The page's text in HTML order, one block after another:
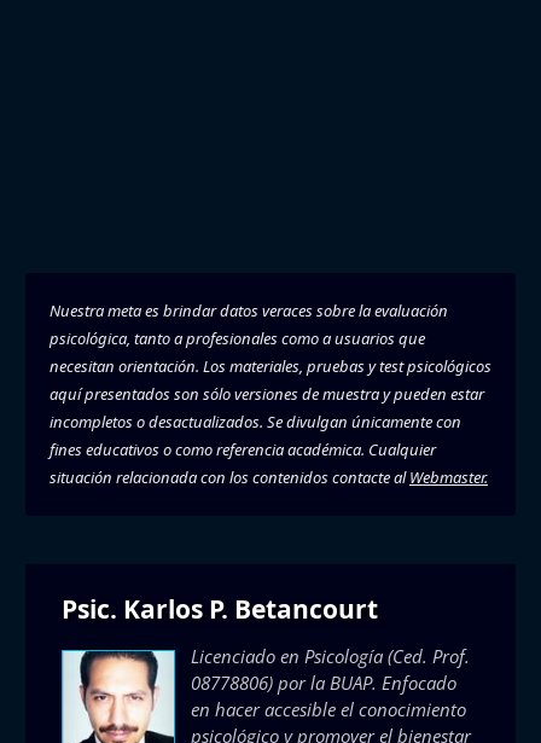
Nuestra meta es brindar datos veraces sobre la evaluación
psicológica, tanto a profesionales como a usuarios que
necesitan orientación. Los materiales, pruebas y test psicológicos
aquí presentados son sólo versiones de muestra y pueden estar
incompletos o desactualizados. Se divulgan únicamente con
fines educativos o como referencia académica. Cualquier
situación relacionada con los contenidos contacte alWebmaster.
Psic. Karlos P. Betancourt
Licenciado en Psicología (Ced. Prof.
08778806) por la BUAP. Enfocado
en hacer accesible el conocimiento
psicológico y promover el bienestar